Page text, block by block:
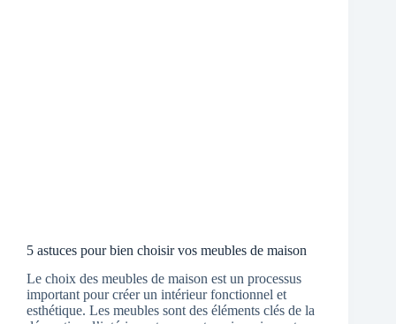
5 astuces pour bien choisir vos meubles de maison
Le choix des meubles de maison est un processus
important pour créer un intérieur fonctionnel et
esthétique. Les meubles sont des éléments clés de la